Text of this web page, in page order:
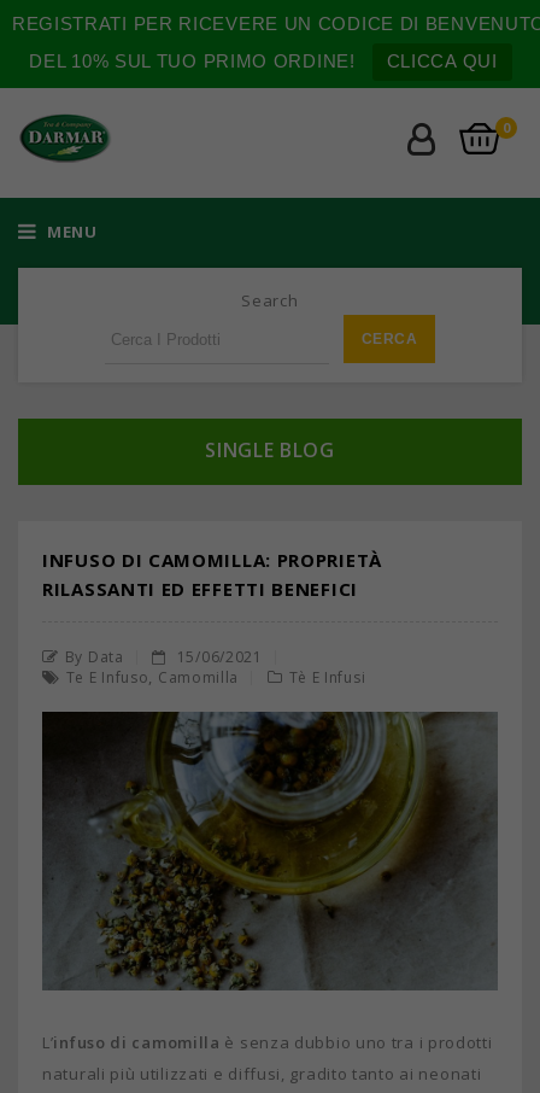
REGISTRATI PER RICEVERE UN CODICE DI
DEL 10% SUL TUO PRIMO ORDINE!
CLICCA QUI
0
MENU
Search
SINGLE BLOG
INFUSO DI CAMOMILLA: PROPRIETÀ
RILASSANTI ED EFFETTI BENEFICI
By Data
15/06/2021
Te E Infuso, Camomilla Tè E Infusi
L’infuso di camomilla è senza dubbio uno tra i prodotti
naturali più utilizzati e diffusi, gradito tanto ai neonati